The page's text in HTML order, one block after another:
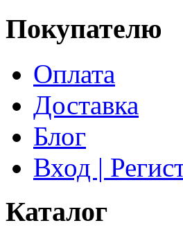
Покупателю
Оплата
Доставка
Блог
Вход |
Каталог